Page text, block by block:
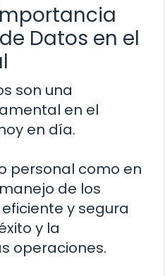
Datos en el
son una
en el
en día.
personal como en
de los
y segura
y la
operaciones.